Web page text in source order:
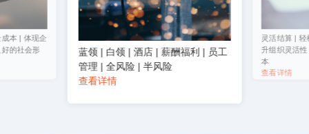
本 | 体现企
的社会形
蓝领 | 白领 | 酒店 | 薪酬福利 | 员工
管理 | 全风险 | 半风险
查看详情
灵活结算 |
升组织灵活
本
查看详情